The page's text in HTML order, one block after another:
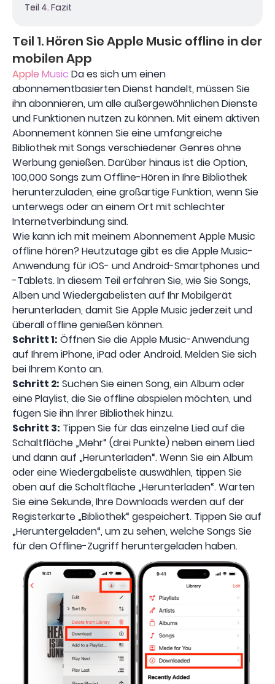
Teil 4. Fazit
Teil 1. Hören Sie Apple Music offline in der
mobilen App
Apple Music Da es sich um einen
abonnementbasierten Dienst handelt, müssen Sie
ihn abonnieren, um alle außergewöhnlichen Dienste
und Funktionen nutzen zu können. Mit einem aktiven
Abonnement können Sie eine umfangreiche
Bibliothek mit Songs verschiedener Genres ohne
Werbung genießen. Darüber hinaus ist die Option,
100,000 Songs zum Offline-Hören in Ihre Bibliothek
herunterzuladen, eine großartige Funktion, wenn Sie
unterwegs oder an einem Ort mit schlechter
Internetverbindung sind.
Wie kann ich mit meinem Abonnement Apple Music
offline hören? Heutzutage gibt es die Apple Music-
Anwendung für iOS- und Android-Smartphones und
-Tablets. In diesem Teil erfahren Sie, wie Sie Songs,
Alben und Wiedergabelisten auf Ihr Mobilgerät
herunterladen, damit Sie Apple Music jederzeit und
überall offline genießen können.
Schritt 1: Öffnen Sie die Apple Music-Anwendung
auf Ihrem iPhone, iPad oder Android. Melden Sie sich
bei Ihrem Konto an.
Schritt 2: Suchen Sie einen Song, ein Album oder
eine Playlist, die Sie offline abspielen möchten, und
fügen Sie ihn Ihrer Bibliothek hinzu.
Schritt 3: Tippen Sie für das einzelne Lied auf die
Schaltfläche „Mehr“ (drei Punkte) neben einem Lied
und dann auf „Herunterladen“. Wenn Sie ein Album
oder eine Wiedergabeliste auswählen, tippen Sie
oben auf die Schaltfläche „Herunterladen“. Warten
Sie eine Sekunde, Ihre Downloads werden auf der
Registerkarte „Bibliothek“ gespeichert. Tippen Sie auf
„Heruntergeladen“, um zu sehen, welche Songs Sie
für den Offline-Zugriff heruntergeladen haben.